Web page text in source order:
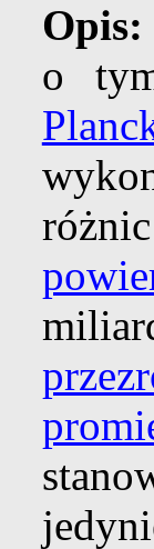
Opis:
o